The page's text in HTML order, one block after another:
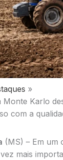
Monte Karlo
com a
(MS) – Em um
mais